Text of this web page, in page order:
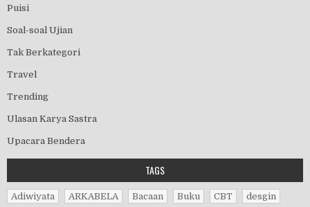
Puisi
Soal-soal Ujian
Tak Berkategori
Travel
Trending
Ulasan Karya Sastra
Upacara Bendera
TAGS
Adiwiyata ARKABELA Bacaan Buku CBT
desgin